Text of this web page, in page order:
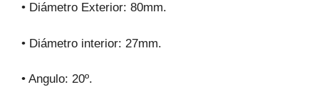
• Diámetro Exterior: 80mm.
• Diámetro interior: 27mm.
• Angulo: 20º.